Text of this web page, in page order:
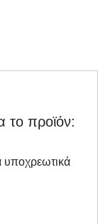
το προϊόν:
υποχρεωτικά